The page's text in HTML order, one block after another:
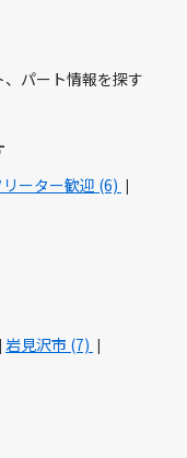
パート情報を探す
リーター歓迎 (6)
岩見沢市 (7)